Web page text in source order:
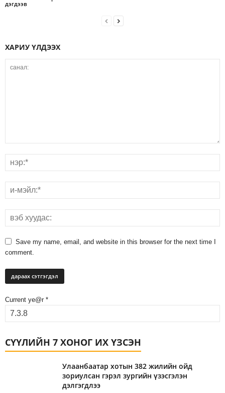
дэгдээв
ХАРИУ ҮЛДЭЭХ
Save my name, email, and website in this browser for the next time I
comment.
Current ye@r *
СҮҮЛИЙН 7 ХОНОГ ИХ ҮЗСЭН
Улаанбаатар хотын 382 жилийн ойд
зориулсан гэрэл зургийн үзэсгэлэн
дэлгэгдлээ